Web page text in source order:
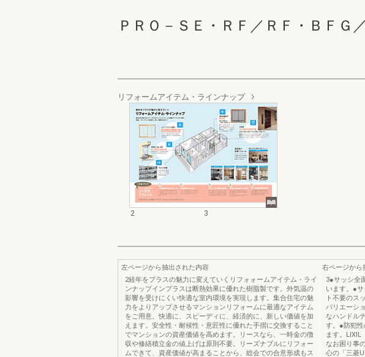
ＰＲＯ－ＳＥ・ＲＦ／ＲＦ・ＢＦＧ
リフォームアイテム・ラインナップ
2 3
左ページから抽出された内容
2経年をプラスの魅力に変えていくリフォォームアイテム・ライ
ンナップインプラスは断熱効果に優れた樹脂製です。外気温の
影響を受けにくい快適な室内環境を実現します。集合住宅の魅
力をよりアップさせるマンションリフォームに最適なアイテム
をご用意。快適に、スピーディに、経済的に、新しい価値を加
えます。安全性・耐候性・意匠性に優れた手摺に交換すること
でマンションの資産価値を高めます。リースなら、一時金の徴
収や修繕積立金の値上げは原則不要。リーズナブルにリフォー
ムできて、資産価値が高まることから、総会での合意形成もス
右ページから
3●サッシ全
います。●
ト不要のス
バリエーシ
なハンドル
す。●防犯
ます。LIXIL
なお困り事
心の「三菱